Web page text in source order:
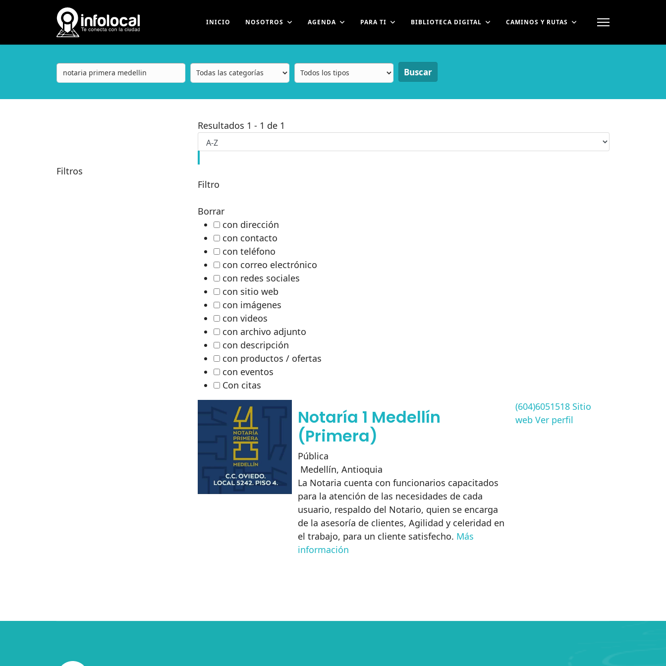
INICIO NOSOTROS AGENDA PARA TI BIBLIOTECA DIGITAL CAMINOS Y RUTAS
Buscar
Resultados 1 - 1 de 1
Filtros
Filtro
Borrar
con dirección
con contacto
con teléfono
con correo electrónico
con redes sociales
con sitio web
con imágenes
con videos
con archivo adjunto
con descripción
con productos / ofertas
con eventos
Con citas
Notaría 1 Medellín
(Primera)
Pública
Medellín, Antioquia
La Notaria cuenta con funcionarios capacitados
para la atención de las necesidades de cada
usuario, respaldo del Notario, quien se encarga
de la asesoría de clientes, Agilidad y celeridad en
el trabajo, para un cliente satisfecho. Más
información
(604)6051518 Sitio
web Ver perfil